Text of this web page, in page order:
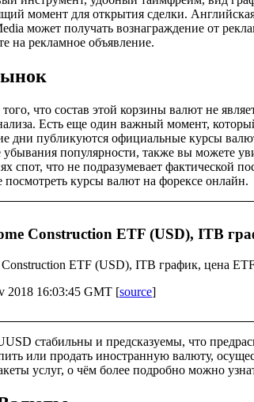
момент для открытия сделки.
может получать вознаграждение от
на рекламное объявление.
того, что состав этой корзины валют не
Есть еще один важный момент,
дни публикуются официальные курсы
убывания популярности, также вы можете
спот, что не подразумевает
курсы валют на форексе онлайн.
Construction ETF (USD), ITB
Construction ETF (USD), ITB график, цена
2018 16:03:45 GMT [source]
стабильны и предсказуемы, что
или продать иностранную валюту,
услуг, о чём более подробно можно